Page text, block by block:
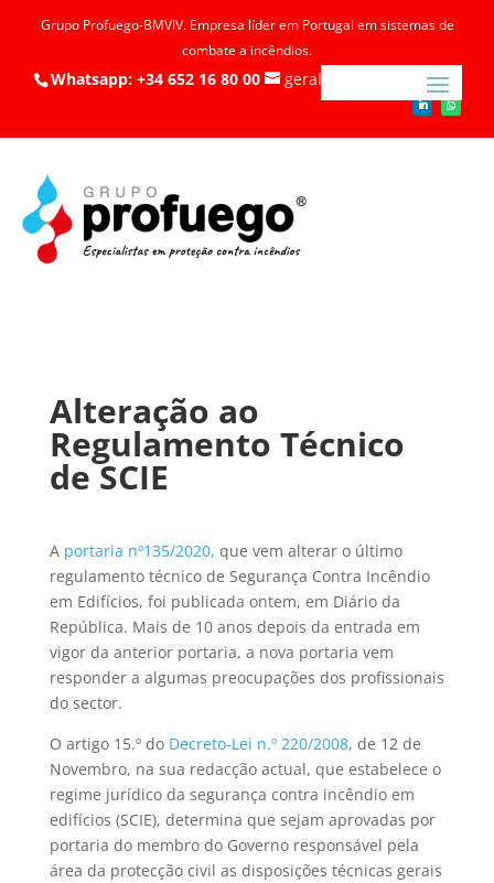
Grupo Profuego-BMVIV. Empresa líder em Portugal em sistemas de
combate a incêndios.
Whatsapp: +34 652 16 80 00 geral@profuego.pt
Alteração ao
Regulamento Técnico
de SCIE
A portaria nº135/2020, que vem alterar o último
regulamento técnico de Segurança Contra Incêndio
em Edifícios, foi publicada ontem, em Diário da
República. Mais de 10 anos depois da entrada em
vigor da anterior portaria, a nova portaria vem
responder a algumas preocupações dos profissionais
do sector.
O artigo 15.º do Decreto-Lei n.º 220/2008, de 12 de
Novembro, na sua redacção actual, que estabelece o
regime jurídico da segurança contra incêndio em
edifícios (SCIE), determina que sejam aprovadas por
portaria do membro do Governo responsável pela
área da protecção civil as disposições técnicas gerais